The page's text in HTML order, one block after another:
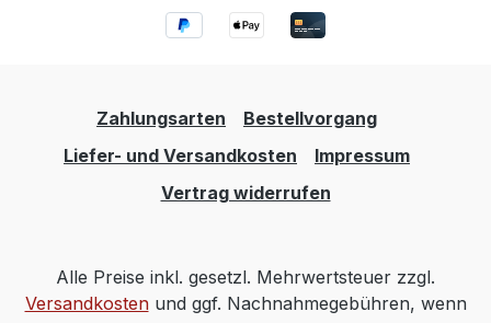
Zahlungsarten
Bestellvorgang
Liefer- und Versandkosten
Impressum
Vertrag widerrufen
Alle Preise inkl. gesetzl. Mehrwertsteuer zzgl.
Versandkostenund ggf. Nachnahmegebühren, wenn